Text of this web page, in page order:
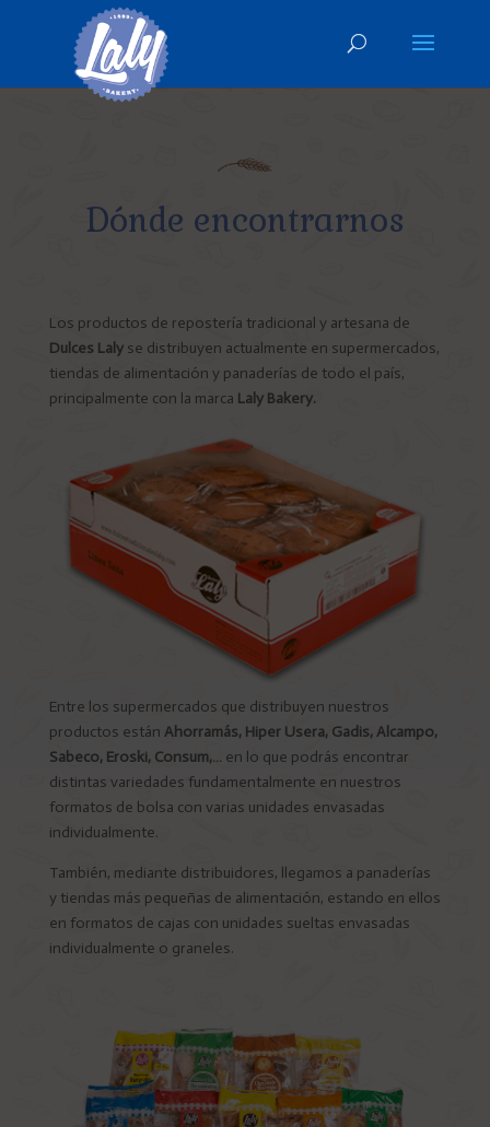
Dónde encontrarnos
Los productos de repostería tradicional y artesana de
Dulces Laly se distribuyen actualmente en supermercados,
tiendas de alimentación y panaderías de todo el país,
principalmente con la marca Laly Bakery.
Entre los supermercados que distribuyen nuestros
productos están Ahorramás, Hiper Usera, Gadis, Alcampo,
Sabeco, Eroski, Consum,… en lo que podrás encontrar
distintas variedades fundamentalmente en nuestros
formatos de bolsa con varias unidades envasadas
individualmente.
También, mediante distribuidores, llegamos a panaderías
y tiendas más pequeñas de alimentación, estando en ellos
en formatos de cajas con unidades sueltas envasadas
individualmente o graneles.